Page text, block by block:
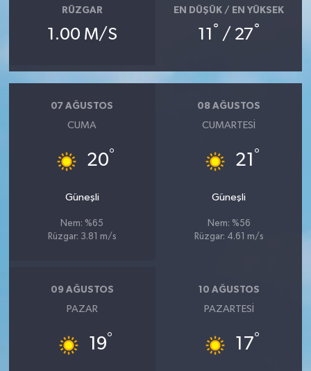
RÜZGAR
1.00 M/S
EN DÜŞÜK / EN YÜKSEK
11 ° / 27°
07 AĞUSTOS
CUMA
20°
Güneşli
Nem: %65
Rüzgar: 3.81 m/s
08 AĞUSTOS
CUMARTESI
21 °
Güneşli
Nem: %56
Rüzgar: 4.61 m/s
09 AĞUSTOS
PAZAR
19°
10 AĞUSTOS
PAZARTESI
17°